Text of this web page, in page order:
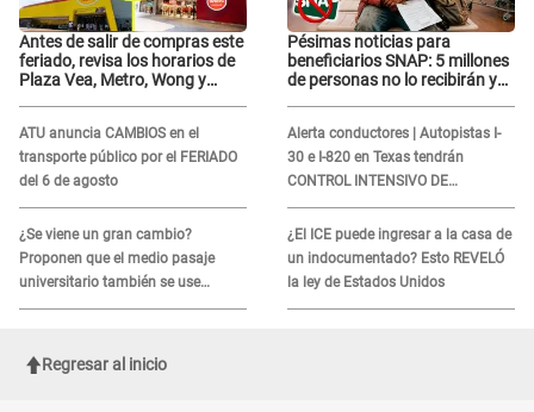
Antes de salir de compras este
feriado, revisa los horarios de
Plaza Vea, Metro, Wong y
ATU anuncia CAMBIOS en el
transporte público por el FERIADO
del 6 de agosto
¿Se viene un gran cambio?
Proponen que el medio pasaje
universitario también se use
sábados, domingos y feriados
Pésimas noticias para
beneficiarios SNAP: 5 millones
de personas no lo recibirán y
Alerta conductores | Autopistas I-
30 e I-820 en Texas tendrán
CONTROL INTENSIVO DE
SEGURIDAD: Estas serán las
HORAS CRÍTICAS
¿El ICE puede ingresar a la casa de
un indocumentado? Esto REVELÓ
la ley de Estados Unidos
Regresar al inicio